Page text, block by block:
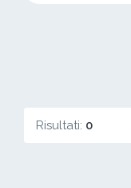
Risultati: 0